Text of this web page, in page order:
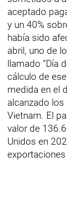
aceptado
y un 40%
había sido
abril, uno de
llamado “Día
cálculo de
medida en el
alcanzado
Vietnam. El
valor de
Unidos en